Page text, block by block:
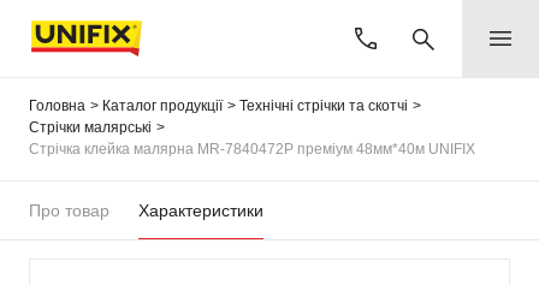
Головна Каталог продукції
Технічні стрічки та скотчі
Стрічки малярські
Стрічка клейка малярна MR-7840472P преміум 48мм*40м UNIFIX
Про товар Характеристики